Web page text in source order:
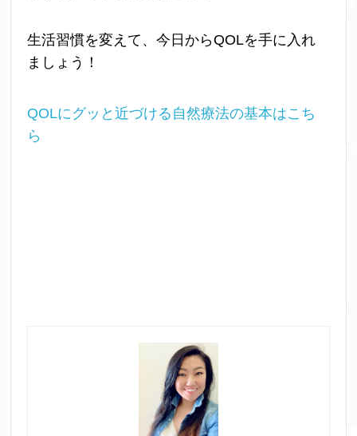
生活習慣を変えて、今日からQOLを手に入れ
ましょう！
QOLにグッと近づける自然療法の基本はこち
ら